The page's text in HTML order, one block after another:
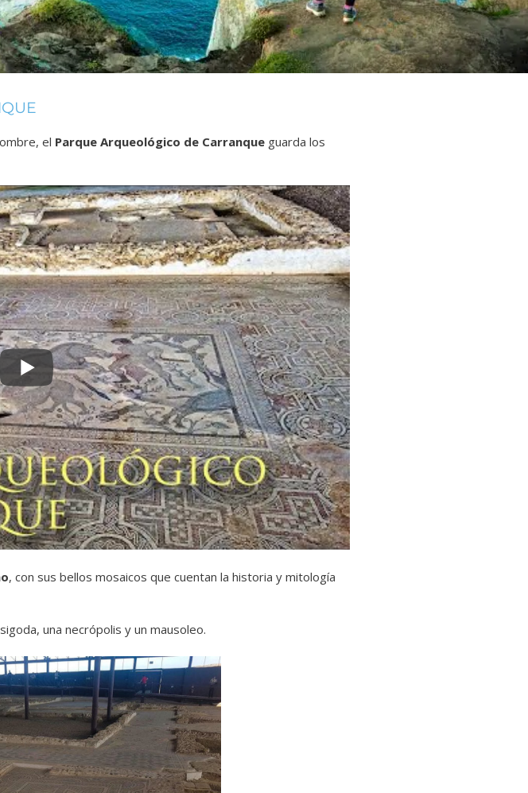
el Parque Arqueológico de Carranque guarda los
, con sus bellos mosaicos que cuentan la historia y mitología
una necrópolis y un mausoleo.